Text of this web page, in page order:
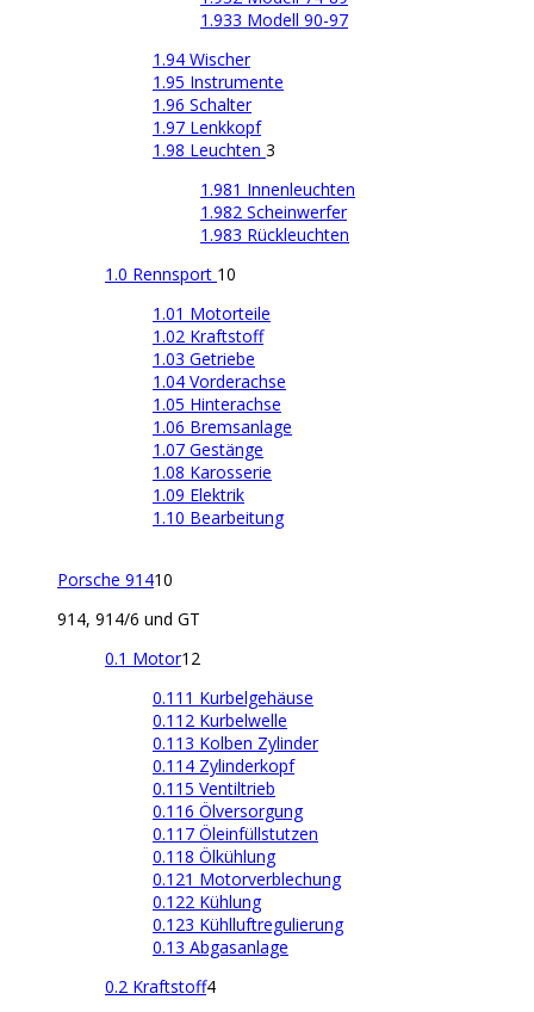
1.933 Modell 90-97
1.94 Wischer
1.95 Instrumente
1.96 Schalter
1.97 Lenkkopf
1.98 Leuchten 3
1.981 Innenleuchten
1.982 Scheinwerfer
1.983 Rückleuchten
1.0 Rennsport 10
1.01 Motorteile
1.02 Kraftstoff
1.03 Getriebe
1.04 Vorderachse
1.05 Hinterachse
1.06 Bremsanlage
1.07 Gestänge
1.08 Karosserie
1.09 Elektrik
1.10 Bearbeitung
Porsche 91410
914, 914/6 und GT
0.1 Motor12
0.111 Kurbelgehäuse
0.112 Kurbelwelle
0.113 Kolben Zylinder
0.114 Zylinderkopf
0.115 Ventiltrieb
0.116 Ölversorgung
0.117 Öleinfüllstutzen
0.118 Ölkühlung
0.121 Motorverblechung
0.122 Kühlung
0.123 Kühlluftregulierung
0.13 Abgasanlage
0.2 Kraftstoff4